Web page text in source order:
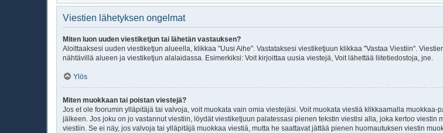
Viestien lähetyksen ongelmat
Miten luon uuden viestiketjun tai lähetän vastauksen?
Aloittaaksesi uuden viestiketjun alueella, klikkaa "Uusi Aihe". Vastataksesi viestiketjuun klikkaa "Vastaa Viestiin".
nähtävillä alueen ja viestiketjun alalaidassa. Esimerkiksi: Voit kirjoittaa uusia viestejä, Voit lähettää liitetiedostoja, jne.
Ylös
Miten muokkaan tai poistan viestejä?
Jos et ole foorumin ylläpitäjä tai valvoja, voit muokata vain omia viestejäsi. Voit muokata viestiä klikkaamalla
jälkeen. Jos joku on jo vastannut viestiin, löydät viestiketjuun palatessasi pienen tekstin viestisi alla, joka kertoo
viestiin. Se ei näy, jos valvoja tai ylläpitäjä muokkaa viestiä, mutta he saattavat jättää pienen huomautuksen viestin